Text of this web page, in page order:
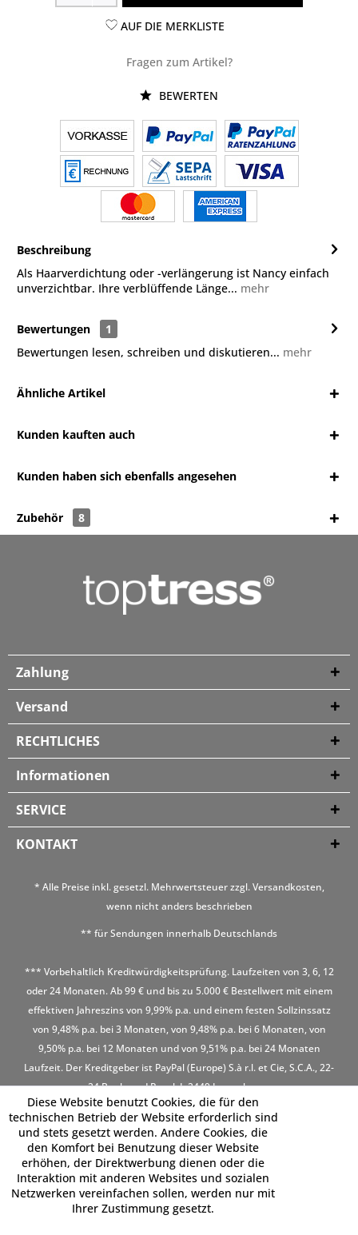
AUF DIE MERKLISTE
Fragen zum Artikel?
BEWERTEN
Beschreibung
Als Haarverdichtung oder -verlängerung ist Nancy einfach
unverzichtbar. Ihre verblüffende Länge... mehr
Bewertungen
1
Bewertungen lesen, schreiben und diskutieren... mehr
Ähnliche Artikel
Kunden kauften auch
Kunden haben sich ebenfalls angesehen
Zubehör 8
Zahlung
Versand
RECHTLICHES
Informationen
SERVICE
KONTAKT
* Alle Preise inkl. gesetzl. Mehrwertsteuer zzgl.Versandkosten,
wenn nicht anders beschrieben
** für Sendungen innerhalb Deutschlands
*** Vorbehaltlich Kreditwürdigkeitsprüfung. Laufzeiten von 3, 6, 12
oder 24 Monaten. Ab 99 € und bis zu 5.000 € Bestellwert mit einem
effektiven Jahreszins von 9,99% p.a. und einem festen Sollzinssatz
von 9,48% p.a. bei 3 Monaten, von 9,48% p.a. bei 6 Monaten, von
9,50% p.a. bei 12 Monaten und von 9,51% p.a. bei 24 Monaten
Laufzeit. Der Kreditgeber ist PayPal (Europe) S.à r.l. et Cie, S.C.A., 22-
24 Boulevard Royal, L-2449 Luxembourg
Diese Website benutzt Cookies, die für den
technischen Betrieb der Website erforderlich sind
und stets gesetzt werden. Andere Cookies, die
den Komfort bei Benutzung dieser Website
erhöhen, der Direktwerbung dienen oder die
Interaktion mit anderen Websites und sozialen
Netzwerken vereinfachen sollen, werden nur mit
Ihrer Zustimmung gesetzt.